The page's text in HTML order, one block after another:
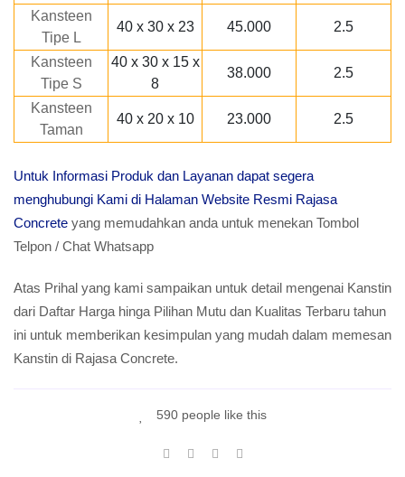
Kansteen
Tipe L
40 x 30 x 23 45.000 2.5
Kansteen
Tipe S
40 x 30 x 15 x
8
38.000 2.5
Kansteen
Taman
40 x 20 x 10 23.000 2.5
Untuk Informasi Produk dan Layanan dapat segera
menghubungi Kami di Halaman Website Resmi Rajasa
Concrete yang memudahkan anda untuk menekan Tombol
Telpon / Chat Whatsapp
Atas Prihal yang kami sampaikan untuk detail mengenai Kanstin
dari Daftar Harga hinga Pilihan Mutu dan Kualitas Terbaru tahun
ini untuk memberikan kesimpulan yang mudah dalam memesan
Kanstin di Rajasa Concrete.
590 people like this